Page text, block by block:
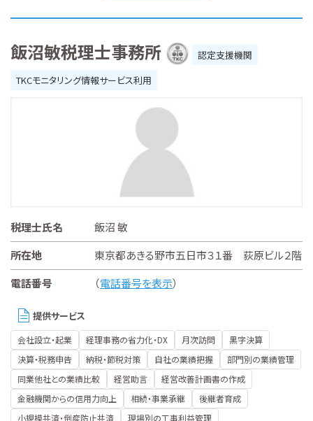
飯沼敏税理士事務所
認定支援機関
TKCモニタリング情報サービス利用
税理士氏名
飯沼 敏
所在地
東京都あきる野市五日市３１番 荻原ビル２階
電話番号
（電話番号を表示）
提供サービス
会社設立・起業 経理事務の省力化・DX 月次訪問
黒字決算
決算・税務申告
納税・節税対策 自社の業績把握
部門別の業績管理
同業他社との業績比較
経営助言
経営改善計画書の作成
金融機関からの信用力向上
相続・事業承継
後継者育成
小規模共済・倒産防止共済
現場別の工事利益管理